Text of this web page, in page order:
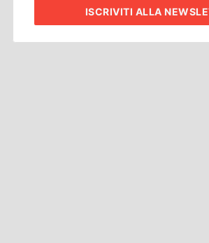
ISCRIVITI ALLA